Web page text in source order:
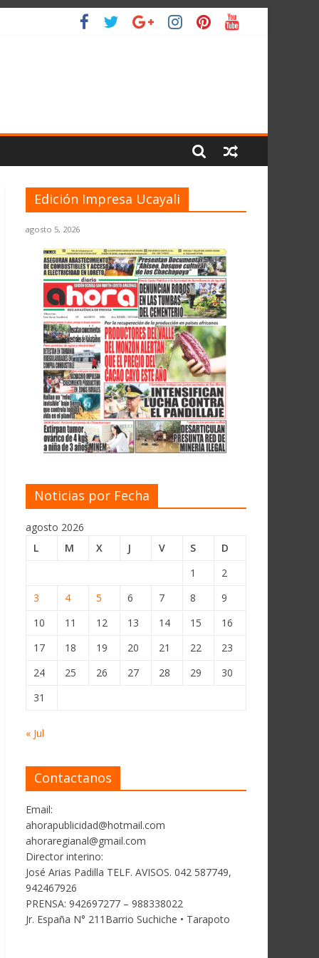
Edición Impresa Ucayali
agosto 5, 2026
Noticias por Fecha
agosto 2026
L
M X J V S
D
1
2
3
4 5 6 7 8
9
10
11 12 13 14 15
16
17
18 19 20 21 22
23
24
25 26 27 28 29
30
31
« Jul
Contactanos
Email:
ahorapublicidad@hotmail.com
ahoraregianal@gmail.com
Director interino:
José Arias Padilla TELF. AVISOS. 042 587749,
942467926
PRENSA: 942697277 – 988338022
Jr. España N° 211Barrio Suchiche • Tarapoto